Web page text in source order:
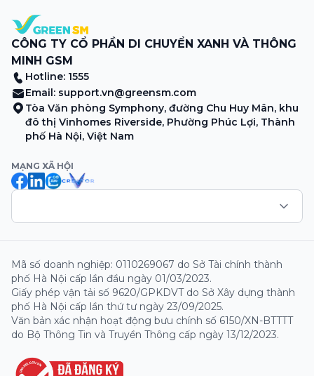
CÔNG TY CỔ PHẦN DI CHUYỂN XANH VÀ THÔNG
MINH GSM
Hotline: 1555
Email: support.vn@greensm.com
Tòa Văn phòng Symphony, đường Chu Huy Mân, khu
đô thị Vinhomes Riverside, Phường Phúc Lợi, Thành
phố Hà Nội, Việt Nam
MẠNG XÃ HỘI
Mã số doanh nghiệp: 0110269067 do Sở Tài chính thành
phố Hà Nội cấp lần đầu ngày 01/03/2023.
Giấy phép vận tải số 9620/GPKDVT do Sở Xây dựng thành
phố Hà Nội cấp lần thứ tư ngày 23/09/2025.
Văn bản xác nhận hoạt động bưu chính số 6150/XN-BTTTT
do Bộ Thông Tin và Truyền Thông cấp ngày 13/12/2023.